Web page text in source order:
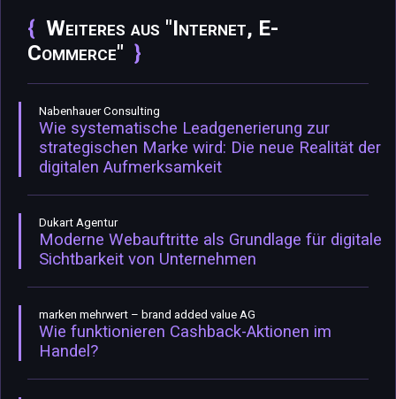
Weiteres aus "Internet, E-
Commerce"
Nabenhauer Consulting
Wie systematische Leadgenerierung zur
strategischen Marke wird: Die neue Realität der
digitalen Aufmerksamkeit
Dukart Agentur
Moderne Webauftritte als Grundlage für digitale
Sichtbarkeit von Unternehmen
marken mehrwert – brand added value AG
Wie funktionieren Cashback-Aktionen im
Handel?